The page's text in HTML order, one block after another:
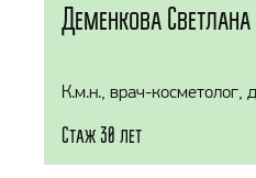
Деменкова
К.м.н., врач-косметолог,
Стаж 30 лет